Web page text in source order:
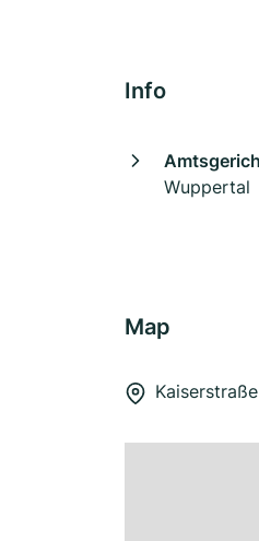
Info
Wuppertal
Map